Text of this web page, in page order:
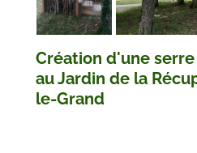
Création d'une
au Jardin de la
le-Grand